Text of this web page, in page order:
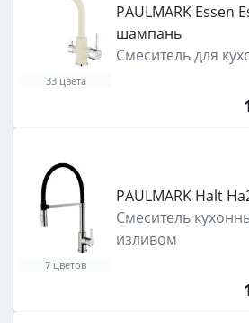
PAULMARK Essen
шампань
Смеситель для
33 цвета
PAULMARK Halt
Смеситель
изливом
7 цветов